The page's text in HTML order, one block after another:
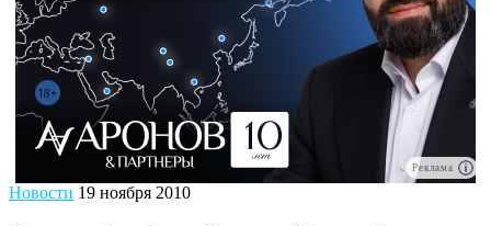
Реклама
Новости 19 ноября 2010